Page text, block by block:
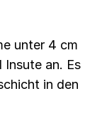
unter 4 cm
an. Es
in den